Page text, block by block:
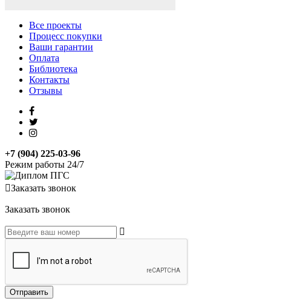
Все проекты
Процесс покупки
Ваши гарантии
Оплата
Библиотека
Контакты
Отзывы
+7 (904) 225-03-96
Режим работы 24/7
Заказать звонок
Заказать звонок